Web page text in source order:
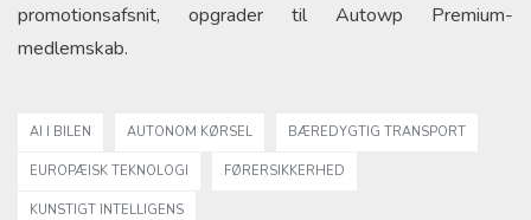
promotionsafsnit, opgrader til Autowp Premium-
medlemskab.
AI I BILEN AUTONOM KØRSEL BÆREDYGTIG TRANSPORT
EUROPÆISK TEKNOLOGI FØRERSIKKERHED
KUNSTIGT INTELLIGENS